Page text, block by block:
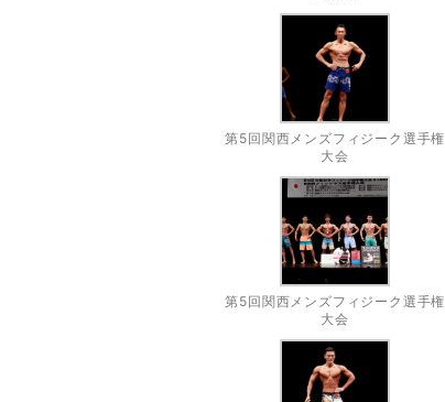
第5回関西メンズフィジーク選手権
大会
第5回関西メンズフィジーク選手権
大会